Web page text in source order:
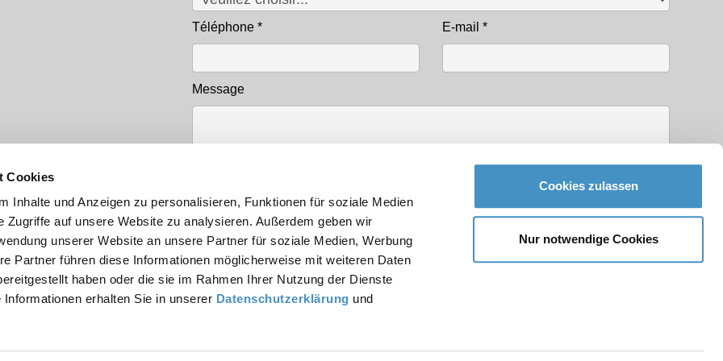
Cookies
Inhalte und Anzeigen zu personalisieren, Funktionen für soziale Medien
Zugriffe auf unsere Website zu analysieren. Außerdem geben wir
unserer Website an unsere Partner für soziale Medien, Werbung
Partner führen diese Informationen möglicherweise mit weiteren Daten
haben oder die sie im Rahmen Ihrer Nutzung der Dienste
erhalten Sie in unserer Datenschutzerklärung und
Cookies zulassen
Nur notwendige Cookies
Téléphone * E-mail *
Message
Protection des données*
Lire lapolitique de confidentialité